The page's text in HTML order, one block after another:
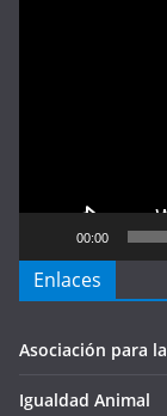
00:00
Enlaces
Asociación para
Igualdad Animal